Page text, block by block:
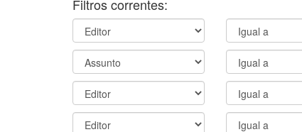
Filtros correntes: